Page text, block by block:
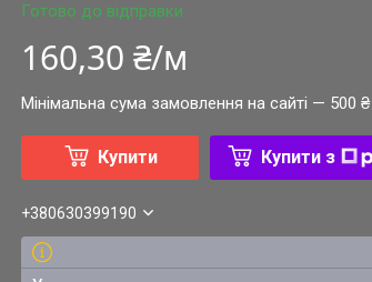
Готово до відправки
160,30 ₴/м
Мінімальна сума замовлення на сайті — 500 ₴
Купити Купити з
+380630399190